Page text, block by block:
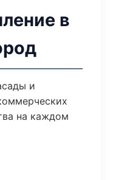
в
и
на каждом